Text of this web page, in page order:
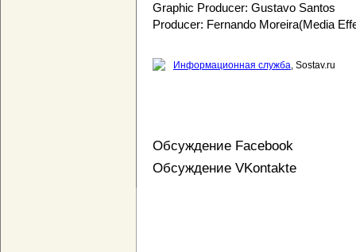
Graphic Producer: Gustavo Santos
Producer: Fernando Moreira(Media
Информационная служба, Sostav.ru
Обсуждение Facebook
Обсуждение VKontakte